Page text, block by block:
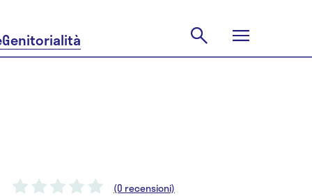
Genitorialità
(0 recensioni)